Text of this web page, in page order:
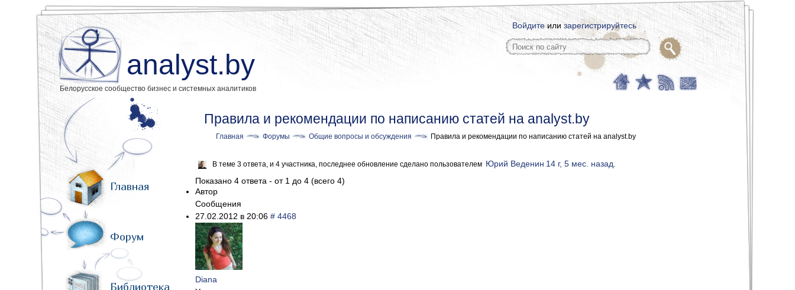
analyst.by
Белорусское сообщество бизнес и системных аналитиков
Войдитеилизарегистрируйтесь
Главная
Форум
Библиотека
Правила и рекомендации по написанию статей на analyst.by
Главная Форумы Общие вопросы и обсуждения Правила и рекомендации по написанию статей на analyst.by
В теме 3 ответа, и 4 участника, последнее обновление сделано пользователем Юрий Веденин 14 г, 5 мес. назад.
Показано 4 ответа - от 1 до 4 (всего 4)
Автор
Сообщения
27.02.2012 в 20:06 # 4468
Diana